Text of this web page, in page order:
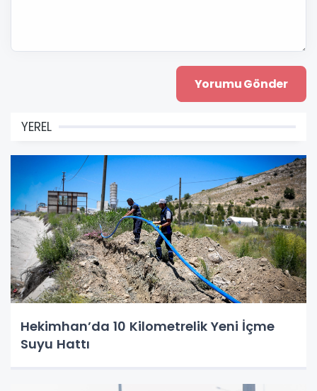
YEREL
Hekimhan’da 10 Kilometrelik Yeni İçme
Suyu Hattı